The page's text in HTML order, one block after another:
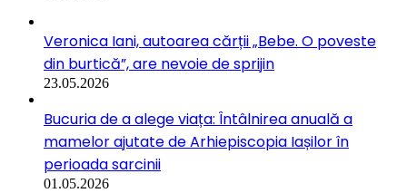
Veronica Iani, autoarea cărții „Bebe. O poveste
din burtică”, are nevoie de sprijin
23.05.2026
Bucuria de a alege viața: Întâlnirea anuală a
mamelor ajutate de Arhiepiscopia Iașilor în
perioada sarcinii
01.05.2026